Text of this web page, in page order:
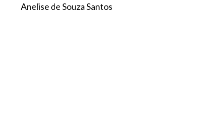
Anelise de Souza Santos